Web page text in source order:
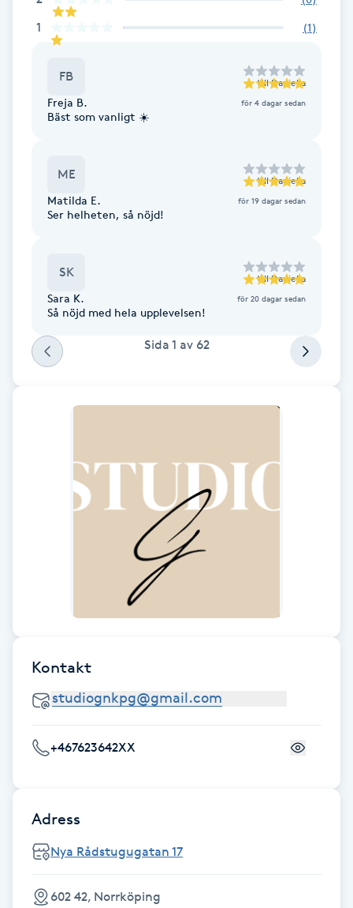
Fransk manikyr
Frekvensterapi
Funktionsanalys
Föning
Gelenaglar
Gellack med förstärkning
Gruppträning
Gua Sha-massage
Headspa
Healing
1 (1)
FB till Daniella
Freja B. för 4 dagar sedan
Bäst som vanligt ☀️
ME till Daniella
Matilda E. för 19 dagar sedan
Ser helheten, så nöjd!
SK till Daniella
Sara K. för 20 dagar sedan
Så nöjd med hela upplevelsen!
Sida 1 av 62
Kontakt
+467623642XX
Adress
Nya Rådstugugatan 17
602 42, Norrköping